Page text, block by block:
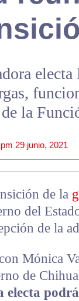
la
29 junio, 2021
de la
del
de la
Mónica
de